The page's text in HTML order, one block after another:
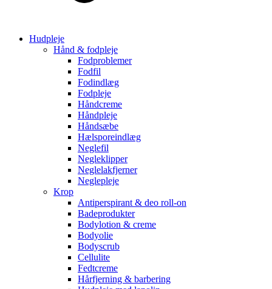
Hudpleje
Hånd & fodpleje
Fodproblemer
Fodfil
Fodindlæg
Fodpleje
Håndcreme
Håndpleje
Håndsæbe
Hælsporeindlæg
Neglefil
Negleklipper
Neglelakfjerner
Neglepleje
Krop
Antiperspirant & deo roll-on
Badeprodukter
Bodylotion & creme
Bodyolie
Bodyscrub
Cellulite
Fedtcreme
Hårfjerning & barbering